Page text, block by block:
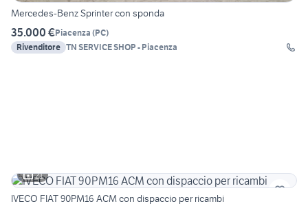
Mercedes-Benz Sprinter con sponda
35.000 €Piacenza (PC)
Rivenditore TN SERVICE SHOP - Piacenza
21
IVECO FIAT 90PM16 ACM con dispaccio per ricambi